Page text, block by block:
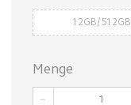
12GB/512GB
Menge
−